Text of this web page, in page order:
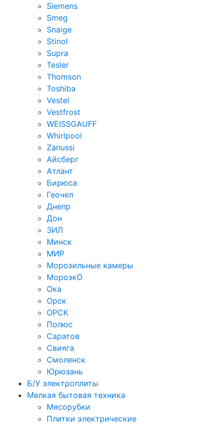
Siemens
Smeg
Snaige
Stinol
Supra
Tesler
Thomson
Toshiba
Vestel
Vestfrost
WEISSGAUFF
Whirlpool
Zanussi
Айсберг
Атлант
Бирюса
Геочел
Днепр
Дон
ЗИЛ
Минск
МИР
Морозильные камеры
МорозкО
Ока
Орск
ОРСК
Полюс
Саратов
Свияга
Смоленск
Юрюзань
Б/У электроплиты
Мелкая бытовая техника
Мясорубки
Плитки электрические